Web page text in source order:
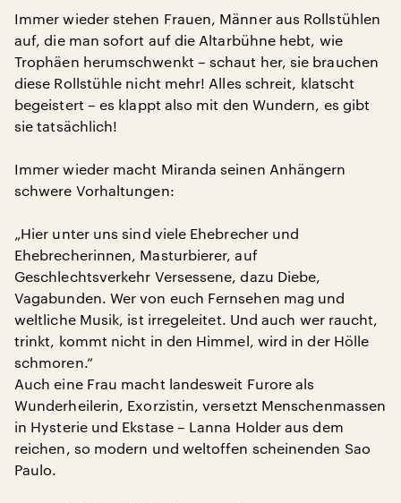
Immer wieder stehen Frauen, Männer aus Rollstühlen
auf, die man sofort auf die Altarbühne hebt, wie
Trophäen herumschwenkt – schaut her, sie brauchen
diese Rollstühle nicht mehr! Alles schreit, klatscht
begeistert – es klappt also mit den Wundern, es gibt
sie tatsächlich!
Immer wieder macht Miranda seinen Anhängern
schwere Vorhaltungen:
„Hier unter uns sind viele Ehebrecher und
Ehebrecherinnen, Masturbierer, auf
Geschlechtsverkehr Versessene, dazu Diebe,
Vagabunden. Wer von euch Fernsehen mag und
weltliche Musik, ist irregeleitet. Und auch wer raucht,
trinkt, kommt nicht in den Himmel, wird in der Hölle
schmoren.“
Auch eine Frau macht landesweit Furore als
Wunderheilerin, Exorzistin, versetzt Menschenmassen
in Hysterie und Ekstase – Lanna Holder aus dem
reichen, so modern und weltoffen scheinenden Sao
Paulo.